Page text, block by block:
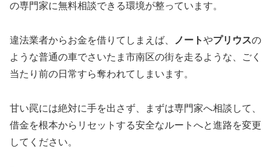
の専門家に無料相談できる環境が整っています。
違法業者からお金を借りてしまえば、 ノートやプリウスの
ような普通の車でさいたま市南区の街を走るような、ごく
当たり前の日常すら奪われてしまいます。
甘い罠には絶対に手を出さず、まずは専門家へ相談して、
借金を根本からリセットする安全なルートへと進路を変更
してください。